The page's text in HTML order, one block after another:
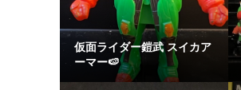
仮面ライダー鎧武 スイカア
ーマー🍉